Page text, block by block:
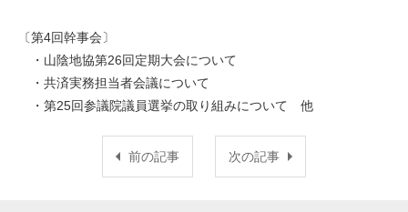
〔第4回幹事会〕
・山陰地協第26回定期大会について
・共済実務担当者会議について
・第25回参議院議員選挙の取り組みについて 他
前の記事 次の記事